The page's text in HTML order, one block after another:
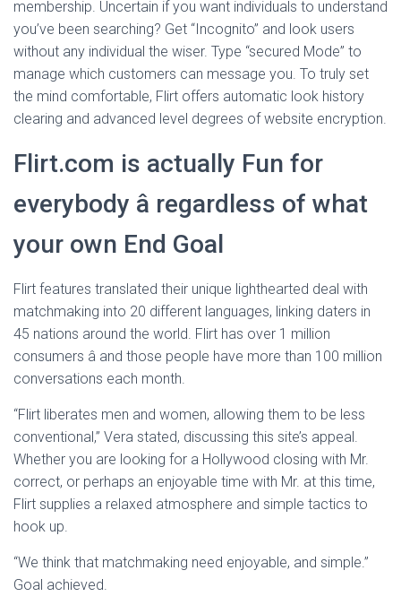
membership. Uncertain if you want individuals to understand
you’ve been searching? Get “Incognito” and look users
without any individual the wiser. Type “secured Mode” to
manage which customers can message you. To truly set
the mind comfortable, Flirt offers automatic look history
clearing and advanced level degrees of website encryption.
Flirt.com is actually Fun for
everybody â regardless of what
your own End Goal
Flirt features translated their unique lighthearted deal with
matchmaking into 20 different languages, linking daters in
45 nations around the world. Flirt has over 1 million
consumers â and those people have more than 100 million
conversations each month.
“Flirt liberates men and women, allowing them to be less
conventional,” Vera stated, discussing this site’s appeal.
Whether you are looking for a Hollywood closing with Mr.
correct, or perhaps an enjoyable time with Mr. at this time,
Flirt supplies a relaxed atmosphere and simple tactics to
hook up.
“We think that matchmaking need enjoyable, and simple.”
Goal achieved.